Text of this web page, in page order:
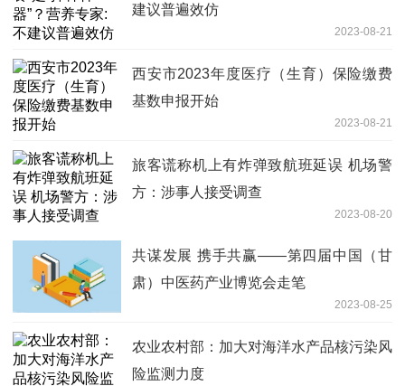
建议普遍效仿
2023-08-21
西安市2023年度医疗（生育）保险缴费
基数申报开始
2023-08-21
旅客谎称机上有炸弹致航班延误 机场警
方：涉事人接受调查
2023-08-20
共谋发展 携手共赢——第四届中国（甘
肃）中医药产业博览会走笔
2023-08-25
农业农村部：加大对海洋水产品核污染风
险监测力度